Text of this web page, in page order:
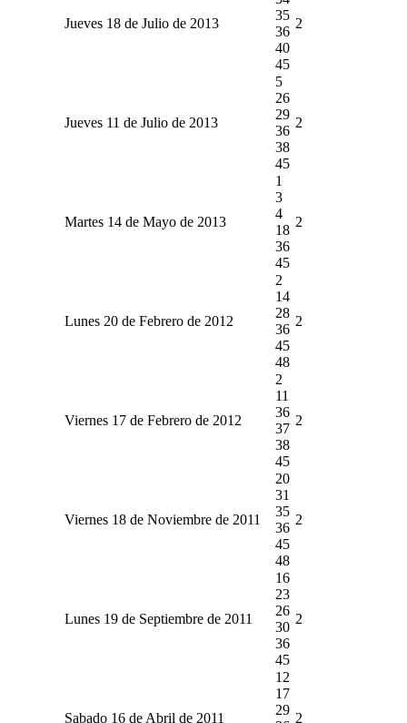
Jueves 18 de Julio de 2013
35
36
40
45
2
Jueves 11 de Julio de 2013
5
26
29
36
38
45
2
Martes 14 de Mayo de 2013
1
3
4
18
36
45
2
Lunes 20 de Febrero de 2012
2
14
28
36
45
48
2
Viernes 17 de Febrero de 2012
2
11
36
37
38
45
2
Viernes 18 de Noviembre de 2011
20
31
35
36
45
48
2
Lunes 19 de Septiembre de 2011
16
23
26
30
36
45
2
Sabado 16 de Abril de 2011
12
17
29
2